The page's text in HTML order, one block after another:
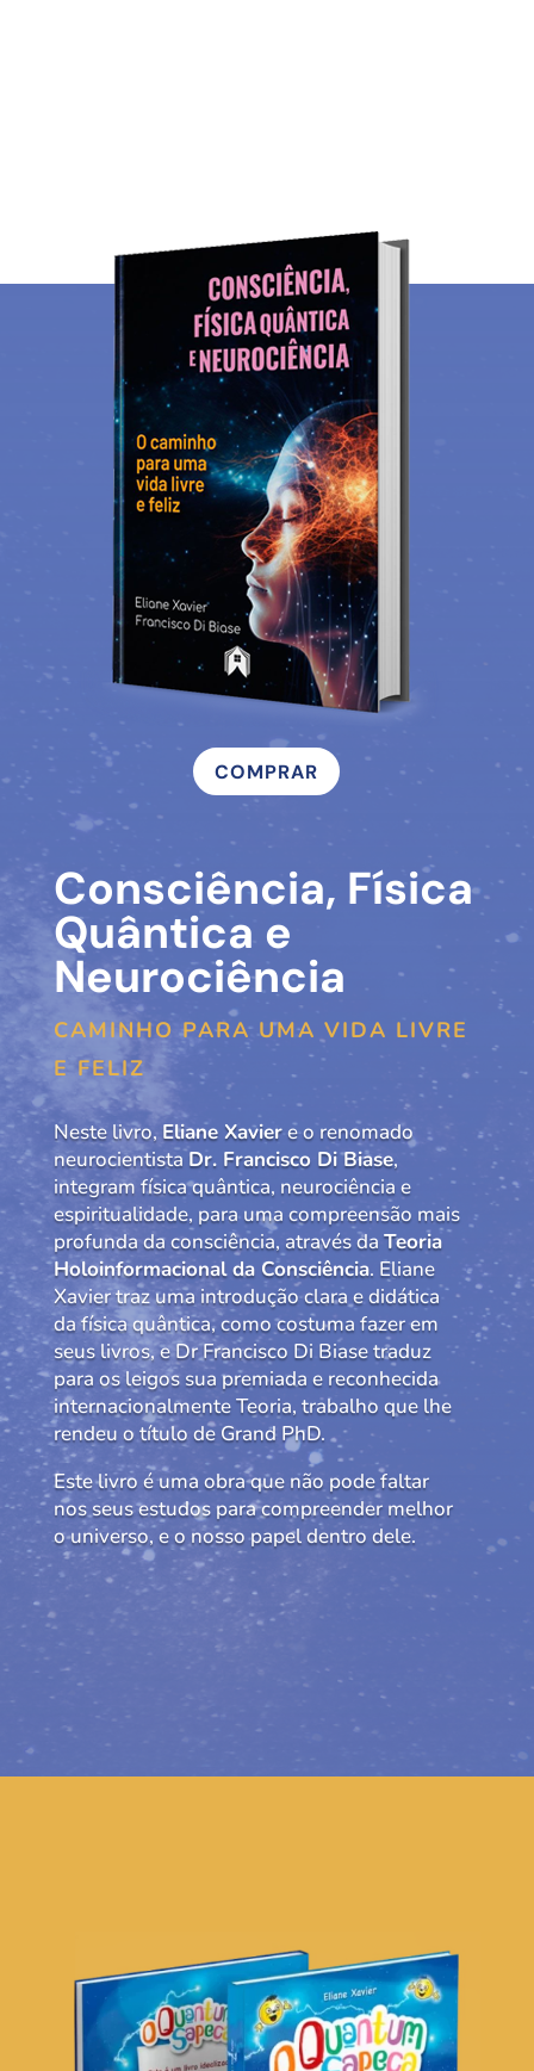
Consciência, Física
Quântica e
Neurociência
CAMINHO PARA UMA VIDA LIVRE
E FELIZ
Neste livro, Eliane Xaviere o renomado
neurocientistaDr. Francisco Di Biase,
integram física quântica, neurociência e
espiritualidade, para uma compreensão mais
profunda da consciência, através da Teoria
Holoinformacional da Consciência. Eliane
Xavier traz uma introdução clara e didática
da física quântica, como costuma fazer em
seus livros, e Dr Francisco Di Biase traduz
para os leigos sua premiada e reconhecida
internacionalmente Teoria, trabalho que lhe
rendeu o título de Grand PhD.
Este livro é uma obra que não pode faltar
nos seus estudos para compreender melhor
o universo, e o nosso papel dentro dele.
COMPRAR